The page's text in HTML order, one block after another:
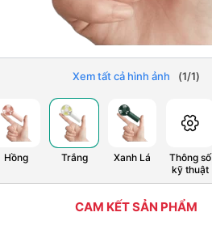
Xem tất cả hình ảnh (1/1)
Hồng Trắng Xanh Lá
Thông số
kỹ thuật
CAM KẾT SẢN PHẨM